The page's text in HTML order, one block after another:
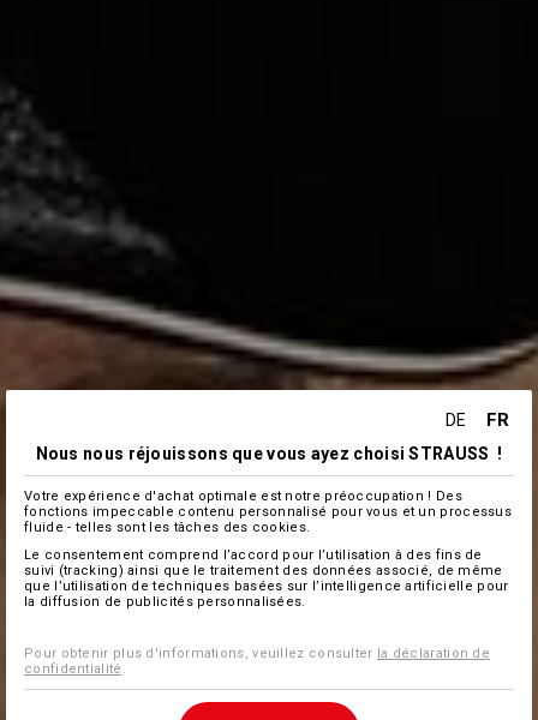
DE FR
Nous nous réjouissons que vous ayez choisi STRAUSS !
Votre expérience d'achat optimale est notre préoccupation ! Des
fonctions impeccable contenu personnalisé pour vous et un processus
fluide - telles sont les tâches des cookies.
Le consentement comprend l’accord pour l’utilisation à des fins de
suivi (tracking) ainsi que le traitement des données associé, de même
que l’utilisation de techniques basées sur l’intelligence artificielle pour
la diffusion de publicités personnalisées.
Pour obtenir plus d'informations, veuillez consulter la déclaration de
confidentialité .